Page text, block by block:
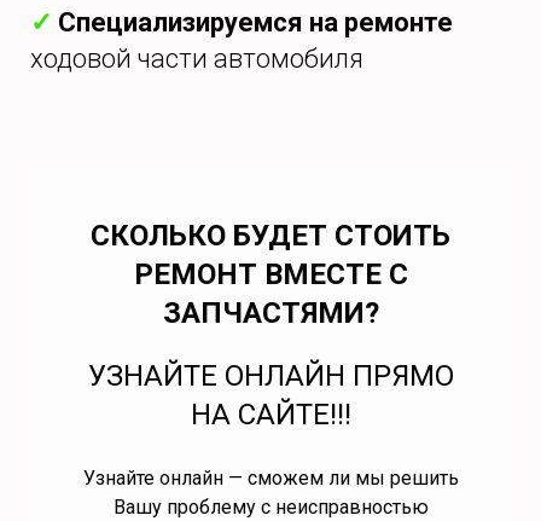
✓ Специализируемся на ремонте
ходовой части автомобиля
СКОЛЬКО БУДЕТ СТОИТЬ
РЕМОНТ ВМЕСТЕ С
ЗАПЧАСТЯМИ?
УЗНАЙТЕ ОНЛАЙН ПРЯМО
НА САЙТЕ!!!
Узнайте онлайн — сможем ли мы решить
Вашу проблему с неисправностью